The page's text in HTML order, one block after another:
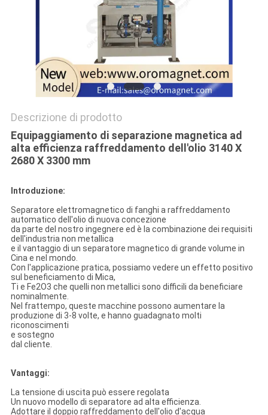
Descrizione di prodotto
Equipaggiamento di separazione magnetica ad
alta efficienza raffreddamento dell'olio 3140 X
2680 X 3300 mm
Introduzione:
Separatore elettromagnetico di fanghi a raffreddamento
automatico dell'olio di nuova concezione
da parte del nostro ingegnere ed è la combinazione dei requisiti
dell'industria non metallica
e il vantaggio di un separatore magnetico di grande volume in
Cina e nel mondo.
Con l'applicazione pratica, possiamo vedere un effetto positivo
sul beneficiamento di Mica,
Ti e Fe2O3 che quelli non metallici sono difficili da beneficiare
nominalmente.
Nel frattempo, queste macchine possono aumentare la
produzione di 3-8 volte, e hanno guadagnato molti
riconoscimenti
e sostegno
dal cliente.
Vantaggi:
La tensione di uscita può essere regolata
Un nuovo modello di separatore ad alta efficienza.
Adottare il doppio raffreddamento dell'olio d'acqua